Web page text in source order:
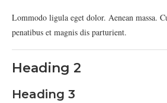
Lommodo ligula eget dolor. Aenean massa.
penatibus et magnis dis parturient.
Heading 2
Heading 3